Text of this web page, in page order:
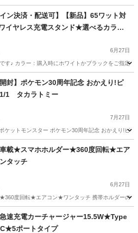
林間駅 ブルゾン ミリタリー
イン決済・配送可】【新品】65ワット対
イヤレス充電スタンド★選べるカラー
付き★1年保証
6月27日
す♪ カラー：購入時にホワイトかブラックをご指定
間駅 携帯アクセサリー
開封】ポケモン30周年記念 おかえり!ピ
1 タカラトミー
7月27日
ケットモンスター ポケモン30周年記念 おかえり!ピ
間駅 その他
車載★スマホホルダー★360度回転★エア
タッチ
6月27日
度回転★エアコン★ワンタッチ 携帯ホルダーの角
間駅 内装、インテリア
急速充電カーチャージャー15.5W★Type
ポートタイプ